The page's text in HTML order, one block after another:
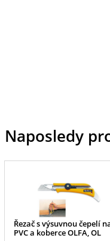
Naposledy
Řezač s výsuvnou čepelí
PVC a koberce OLFA, OL